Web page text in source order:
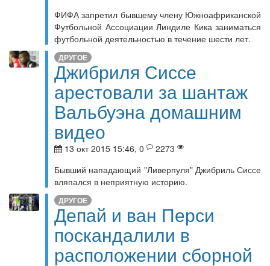
ФИФА запретил бывшему члену Южноафриканской
Футбольной Ассоциации Линдиле Кика заниматься
футбольной деятельностью в течение шести лет.
ДРУГОЕ
Джибриля Сиссе
арестовали за шантаж
Вальбуэна домашним
видео
13 окт 2015 15:46, 0
2273
Бывший нападающий "Ливерпуля" Джибриль Сиссе
вляпался в неприятную историю.
ДРУГОЕ
Депай и ван Перси
поскандалили в
расположении сборной